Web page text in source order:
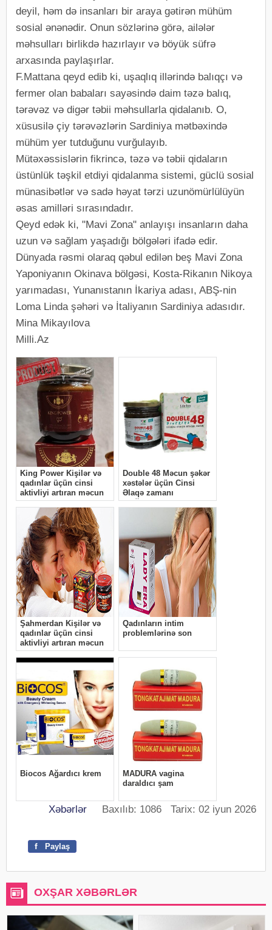
deyil, həm də insanları bir araya gətirən mühüm
sosial ənənədir. Onun sözlərinə görə, ailələr
məhsulları birlikdə hazırlayır və böyük süfrə
arxasında paylaşırlar.
F.Mattana qeyd edib ki, uşaqlıq illərində balıqçı və
fermer olan babaları sayəsində daim təzə balıq,
tərəvəz və digər təbii məhsullarla qidalanıb. O,
xüsusilə çiy tərəvəzlərin Sardiniya mətbəxində
mühüm yer tutduğunu vurğulayıb.
Mütəxəssislərin fikrincə, təzə və təbii qidaların
üstünlük təşkil etdiyi qidalanma sistemi, güclü sosial
münasibətlər və sadə həyat tərzi uzunömürlülüyün
əsas amilləri sırasındadır.
Qeyd edək ki, "Mavi Zona" anlayışı insanların daha
uzun və sağlam yaşadığı bölgələri ifadə edir.
Dünyada rəsmi olaraq qəbul edilən beş Mavi Zona
Yaponiyanın Okinava bölgəsi, Kosta-Rikanın Nikoya
yarımadası, Yunanıstanın İkariya adası, ABŞ-nin
Loma Linda şəhəri və İtaliyanın Sardiniya adasıdır.
Mina Mikayılova
Milli.Az
Xəbərlər Baxılıb: 1086 Tarix: 02 iyun 2026
f Paylaş
OXŞAR XƏBƏRLƏR